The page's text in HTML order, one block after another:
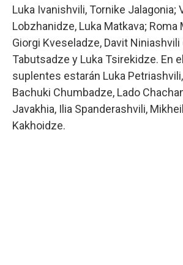
Luka Ivanishvili, Tornike Jalagonia;
Lobzhanidze, Luka Matkava; Roma
Giorgi Kveseladze, Davit Niniashvili
Tabutsadze y Luka Tsirekidze. En
suplentes estarán Luka
Bachuki Chumbadze, Lado
Javakhia, Ilia Spanderashvili,
Kakhoidze.